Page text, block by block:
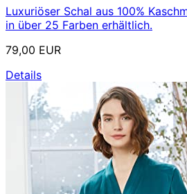
Luxuriöser Schal aus 100%
in über 25 Farben erhältlich.
79,00 EUR
Details